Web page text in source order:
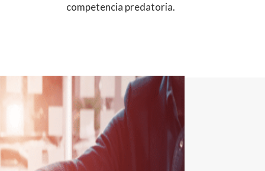
competencia predatoria.